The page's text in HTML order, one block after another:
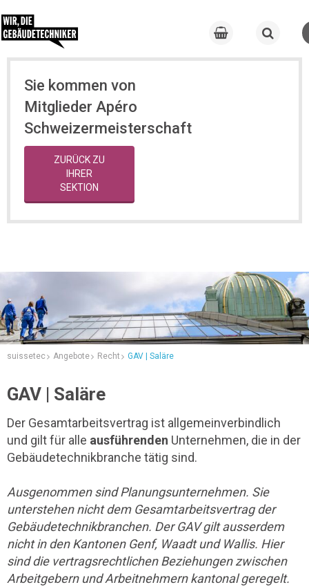
Sie kommen von
Mitglieder Apéro
Schweizermeisterschaft
ZURÜCK ZU
IHRER
SEKTION
suissetec Angebote Recht GAV | Saläre
GAV | Saläre
Der Gesamtarbeitsvertrag ist allgemeinverbindlich
und gilt für alle ausführenden Unternehmen, die in der
Gebäudetechnikbranche tätig sind.
Ausgenommen sind Planungsunternehmen. Sie
unterstehen nicht dem Gesamtarbeitsvertrag der
Gebäudetechnikbranchen. Der GAV gilt ausserdem
nicht in den Kantonen Genf, Waadt und Wallis. Hier
sind die vertragsrechtlichen Beziehungen zwischen
Arbeitgebern und Arbeitnehmern kantonal geregelt.